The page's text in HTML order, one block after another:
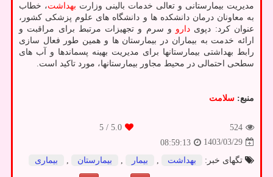
مدیریت بیمارستانی و تعالی خدمات بالینی وزارت بهداشت، خطاب
به معاونان درمان دانشکده ها و دانشگاه های علوم پزشکی کشور،
عنوان کرد: دپوی دارو و سرم و تجهیزات مرتبط برای مراقبت و
ارائه خدمت به بیماران در بیمارستان ها و همین طور فعال سازی
رابط بهداشتی بیمارستانها برای مدیریت بهینه پسماندها و آب های
سطحی احتمالی در محیط مجاور بیمارستانها، مورد تاکید است.
منبع: سلامت
524
5.0
/ 5
1403/03/29
08:59:13
تگهای خبر:
بهداشت بیمار بیمارستان بیماری